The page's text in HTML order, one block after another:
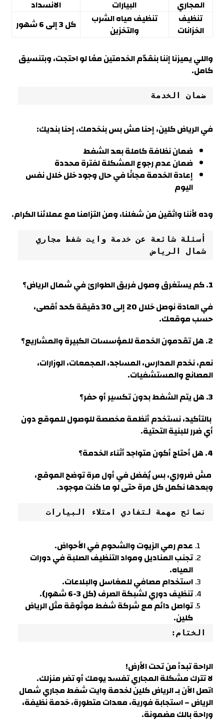
المجاري
البيارات
الانسداد
تنظيف
الخزانات
تنظيف مياه الشرب
والتخزين
كل 3 إلى 6 شهور
واللي يميزنا إننا بنقدّم الخدمتين معًا لو احتجت، وبتنسيق
كامل.
ضمان الخدمة
في الرياض كلين، إحنا مش بس بنخدمك، إحنا بنديك:
ضمان نظافة كاملة بعد الشفط
ضمان عدم رجوع المشكلة لفترة محددة
إعادة الخدمة مجانًا في حال وجود خلل خلال نفس
اليوم
وده لأننا واثقين من شغلنا، ومن التزامنا مع عملائنا الكرام.
شمال الرياض
1. كم يستغرق وصول فريق الطوارئ في شمال الرياض؟
في العادة نوصل خلال 20 إلى 30 دقيقة كحد أقصى،
حسب موقعك.
2. هل تقدمون الخدمة للمؤسسات الكبيرة والمشاريع؟
نعم، نخدم المدارس، المساجد، المجمعات، الوزارات،
المصانع والمستشفيات.
3. هل يتم الشفط بدون تكسير أو حفر؟
بالتأكيد، نستخدم أنظمة مخصصة للوصول للموقع دون
أي ضرر للبنية التحتية.
4. هل أحتاج أكون متواجد أثناء الخدمة؟
مش ضروري، بس يُفضل في أول مرة توضح الموقع،
وبعدها نكمل كل مرة حتى لو ما كنت موجود.
نصائح مهمة لتفادي امتلاء البيارات
عدم رمي الزيوت والشحوم في الأحواض.
تجنب المناديل ومواد التنظيف الصلبة في دورات
المياه.
استخدام مصافي للمغاسل والبلاعات.
تنظيف دوري لشبكة الصرف (كل 3-6 شهور).
تواصل دائم مع شركة شفط موثوقة مثل الرياض
كلين.
الختام:
الراحة تبدأ من تحت الأرض!
لا تترك مشكلة المجاري تفسد يومك أو تضر منزلك.
اتصل الآن بـ الرياض كلين لخدمة وايت شفط مجاري شمال
الرياض – استجابة فورية، معدات متطورة، خدمة نظيفة،
وراحة بالك مضمونة.